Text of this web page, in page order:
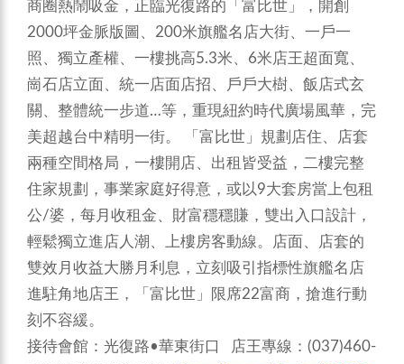
商圈熱鬧吸金，正臨光復路的「富比世」，開創
2000坪金脈版圖、200米旗艦名店大街、一戶一
照、獨立產權、一樓挑高5.3米、6米店王超面寬、
崗石店立面、統一店面店招、戶戶大樹、飯店式玄
關、整體統一步道…等，重現紐約時代廣場風華，完
美超越台中精明一街。
「富比世」規劃店住、店套
兩種空間格局，一樓開店、出租皆受益，二樓完整
住家規劃，事業家庭好得意，或以9大套房當上包租
公/婆，每月收租金、財富穩穩賺，雙出入口設計，
輕鬆獨立進店人潮、上樓房客動線。店面、店套的
雙效月收益大勝月利息，立刻吸引指標性旗艦名店
進駐角地店王，「富比世」限席22富商，搶進行動
刻不容緩。
接待會館：光復路•華東街口 店王專線：(037)460-